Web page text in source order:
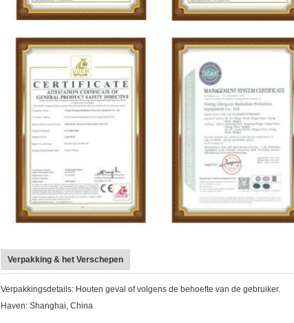
Verpakking & het Verschepen
Verpakkingsdetails: Houten geval of volgens de behoefte van de gebruiker.
Haven: Shanghai, China